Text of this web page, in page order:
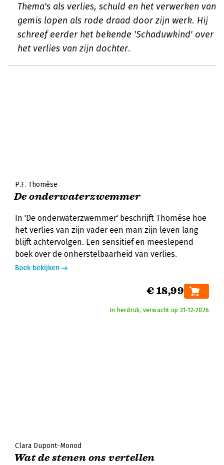
Thema's als verlies, schuld en het verwerken van
gemis lopen als rode draad door zijn werk. Hij
schreef eerder het bekende 'Schaduwkind' over
het verlies van zijn dochter.
P.F. Thomése
De onderwaterzwemmer
In 'De onderwaterzwemmer' beschrijft Thomése hoe
het verlies van zijn vader een man zijn leven lang
blijft achtervolgen. Een sensitief en meeslepend
boek over de onherstelbaarheid van verlies.
Boek bekijken
€ 18,99
In herdruk, verwacht op 31‑12‑2026
Clara Dupont-Monod
Wat de stenen ons vertellen